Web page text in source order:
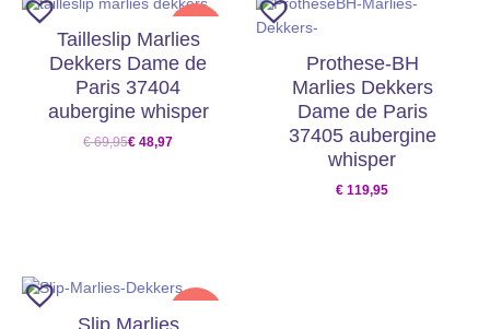
SALE
Tailleslip Marlies
Dekkers Dame de
Paris 37404
aubergine whisper
€69,95€ 48,97
Prothese-BH
Marlies Dekkers
Dame de Paris
37405 aubergine
whisper
€ 119,95
Slip Marlies